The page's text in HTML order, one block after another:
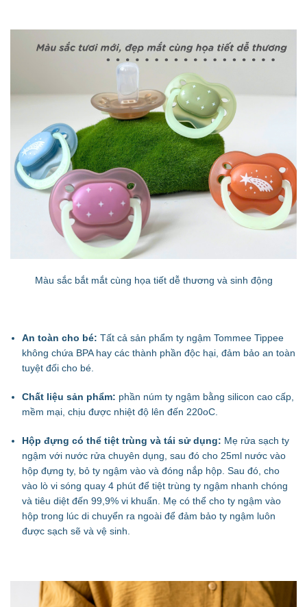
Màu sắc bắt mắt cùng họa tiết dễ thương và sinh động
An toàn cho bé: Tất cả sản phẩm ty ngậm Tommee Tippee
không chứa BPA hay các thành phần độc hại, đảm bảo an toàn
tuyệt đối cho bé.
Chất liệu sản phẩm: phần núm ty ngậm bằng silicon cao cấp,
mềm mại, chịu được nhiệt độ lên đến 220oC.
Hộp đựng có thể tiệt trùng và tái sử dụng: Mẹ rửa sạch ty
ngậm với nước rửa chuyên dụng, sau đó cho 25ml nước vào
hộp đựng ty, bỏ ty ngậm vào và đóng nắp hộp. Sau đó, cho
vào lò vi sóng quay 4 phút để tiệt trùng ty ngậm nhanh chóng
và tiêu diệt đến 99,9% vi khuẩn. Mẹ có thể cho ty ngậm vào
hộp trong lúc di chuyển ra ngoài để đảm bảo ty ngậm luôn
được sạch sẽ và vệ sinh.